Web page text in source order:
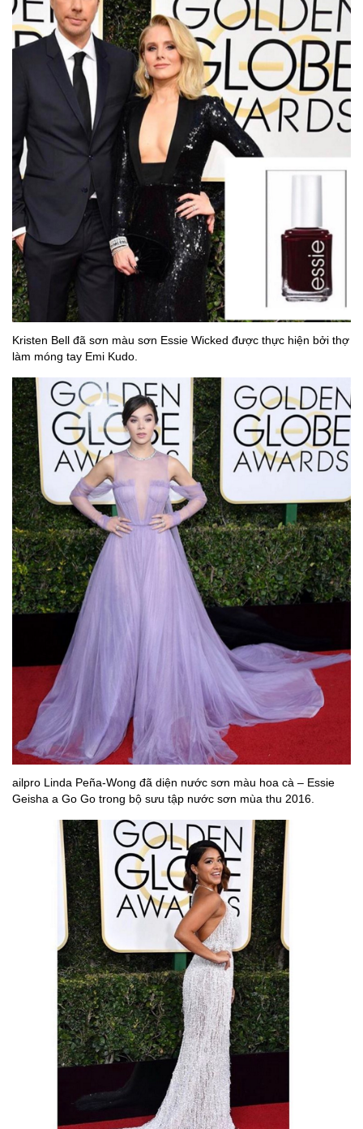
Kristen Bell đã sơn màu sơn Essie Wicked được thực hiện bởi thợ
làm móng tay Emi Kudo.
ailpro Linda Peña-Wong đã diện nước sơn màu hoa cà – Essie
Geisha a Go Go trong bộ sưu tập nước sơn mùa thu 2016.